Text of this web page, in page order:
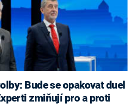
zmiňují pro a proti